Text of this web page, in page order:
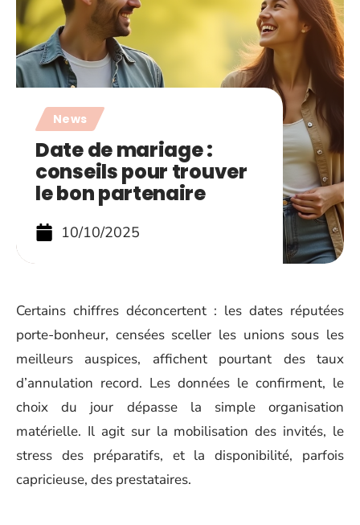
News
Date de mariage :
conseils pour trouver
le bon partenaire
10/10/2025
Certains chiffres déconcertent : les dates réputées
porte-bonheur, censées sceller les unions sous les
meilleurs auspices, affichent pourtant des taux
d’annulation record. Les données le confirment, le
choix du jour dépasse la simple organisation
matérielle. Il agit sur la mobilisation des invités, le
stress des préparatifs, et la disponibilité, parfois
capricieuse, des prestataires.